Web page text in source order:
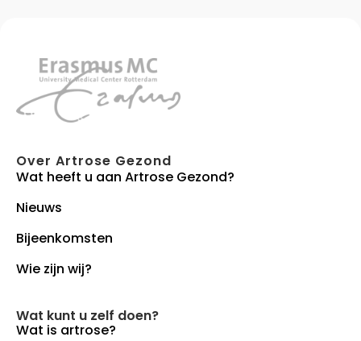
Over Artrose Gezond
Wat heeft u aan Artrose Gezond?
Nieuws
Bijeenkomsten
Wie zijn wij?
Wat kunt u zelf doen?
Wat is artrose?